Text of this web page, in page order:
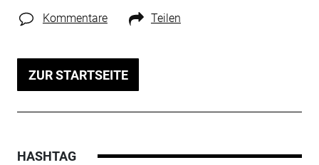
Kommentare Teilen
ZUR STARTSEITE
HASHTAG